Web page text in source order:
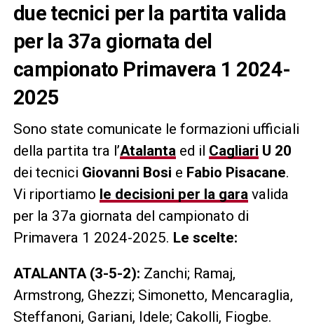
due tecnici per la partita valida
per la 37a giornata del
campionato Primavera 1 2024-
2025
Sono state comunicate le formazioni ufficiali
della partita tra l’Atalantaed il Cagliari U 20
dei tecnici Giovanni Bosi e Fabio Pisacane.
Vi riportiamo le decisioni per la garavalida
per la 37a giornata del campionato di
Primavera 1 2024-2025. Le scelte:
ATALANTA (3-5-2): Zanchi; Ramaj,
Armstrong, Ghezzi; Simonetto, Mencaraglia,
Steffanoni, Gariani, Idele; Cakolli, Fiogbe.